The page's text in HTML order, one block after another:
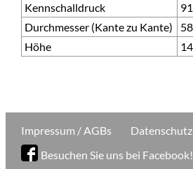
Kennschalldruck
Durchmesser (Kante zu Kante)
Höhe
Impressum / AGBs Datenschutz
Besuchen Sie uns bei Facebook!